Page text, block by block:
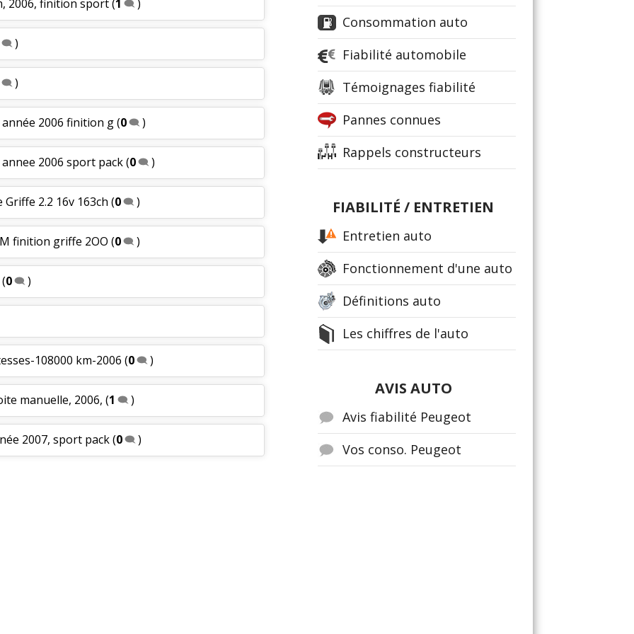
2006, finition sport(1 )
)
)
année 2006 finition g(0 )
annee 2006 sport pack(0 )
Griffe 2.2 16v 163ch (0 )
finition griffe 2OO (0 )
0 )
108000 km-2006 (0 )
manuelle, 2006, (1 )
2007, sport pack(0 )
Consommation auto
Fiabilité automobile
Témoignages fiabilité
Pannes connues
Rappels constructeurs
FIABILITÉ / ENTRETIEN
Entretien auto
Fonctionnement d'une auto
Définitions auto
Les chiffres de l'auto
AVIS AUTO
Avis fiabilité Peugeot
Vos conso. Peugeot